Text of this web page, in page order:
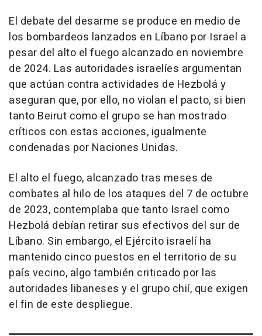
El debate del desarme se produce en medio de
los bombardeos lanzados en Líbano por Israel a
pesar del alto el fuego alcanzado en noviembre
de 2024. Las autoridades israelíes argumentan
que actúan contra actividades de Hezbolá y
aseguran que, por ello, no violan el pacto, si bien
tanto Beirut como el grupo se han mostrado
críticos con estas acciones, igualmente
condenadas por Naciones Unidas.
El alto el fuego, alcanzado tras meses de
combates al hilo de los ataques del 7 de octubre
de 2023, contemplaba que tanto Israel como
Hezbolá debían retirar sus efectivos del sur de
Líbano. Sin embargo, el Ejército israelí ha
mantenido cinco puestos en el territorio de su
país vecino, algo también criticado por las
autoridades libaneses y el grupo chií, que exigen
el fin de este despliegue.